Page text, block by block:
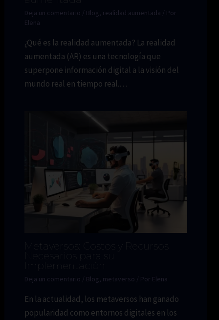
Deja un comentario / Blog realidad aumentada / Por
Elena
¿Qué es la realidad aumentada? La realidad
aumentada (AR) es una tecnología que
superpone información digital a la visión del
mundo real en tiempo real.…
Metaversos: Costos y Recursos
Necesarios para su
Implementación
Deja un comentario / Blog, metaverso / Por Elena
En la actualidad, los metaversos han ganado
popularidad como entornos digitales en los